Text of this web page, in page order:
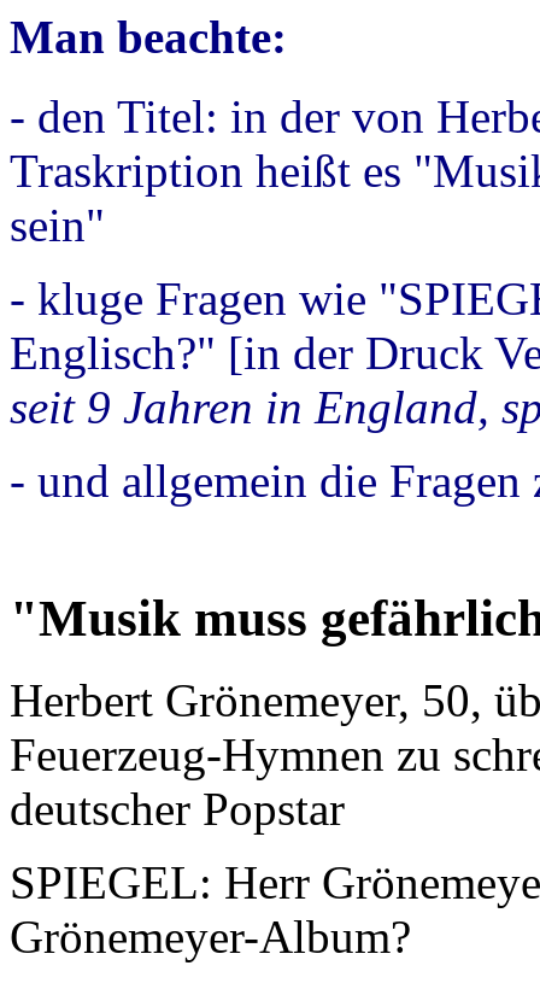
Man beachte:
- den Titel: in der von
Traskription heißt es "
sein"
- kluge Fragen wie "
Englisch?" [in der Druck
seit 9 Jahren in England,
- und allgemein die
"Musik muss
Herbert Grönemeyer, 50,
Feuerzeug-Hymnen zu
deutscher Popstar
SPIEGEL: Herr
Grönemeyer-Album?